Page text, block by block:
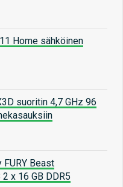
Home sähköinen
suoritin 4,7 GHz 96
FURY Beast
x 16 GB DDR5